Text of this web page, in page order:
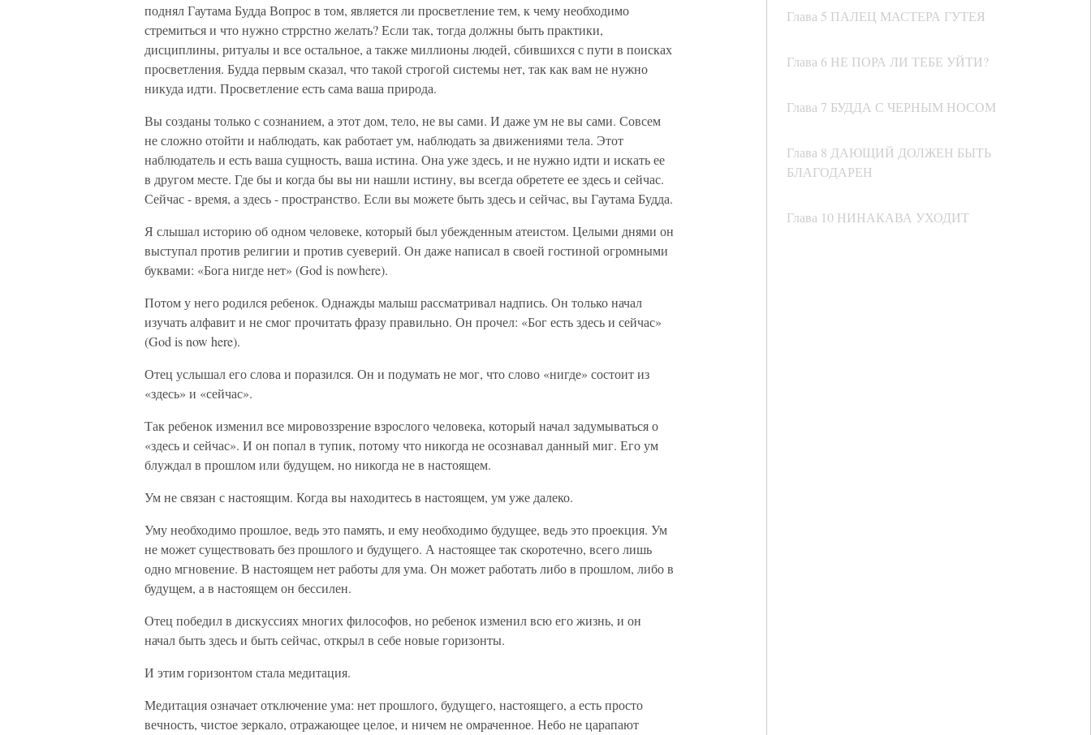
Глава 5 ПАЛЕЦ МАСТЕРА ГУТЕЯ
Глава 6 НЕ ПОРА ЛИ ТЕБЕ УЙТИ?
Глава 7 БУДДА С ЧЕРНЫМ НОСОМ
Глава 8 ДАЮЩИЙ ДОЛЖЕН БЫТЬ
БЛАГОДАРЕН
Глава 10 НИНАКАВА УХОДИТ
поднял Гаутама Будда Вопрос в том, является ли просветление тем, к чему необходимо
стремиться и что нужно стррстно желать? Если так, тогда должны быть практики,
дисциплины, ритуалы и все остальное, а также миллионы людей, сбившихся с пути в поисках
просветления. Будда первым сказал, что такой строгой системы нет, так как вам не нужно
никуда идти. Просветление есть сама ваша природа.
Вы созданы только с сознанием, а этот дом, тело, не вы сами. И даже ум не вы сами. Совсем
не сложно отойти и наблюдать, как работает ум, наблюдать за движениями тела. Этот
наблюдатель и есть ваша сущность, ваша истина. Она уже здесь, и не нужно идти и искать ее
в другом месте. Где бы и когда бы вы ни нашли истину, вы всегда обретете ее здесь и сейчас.
Сейчас - время, а здесь - пространство. Если вы можете быть здесь и сейчас, вы Гаутама Будда.
Я слышал историю об одном человеке, который был убежденным атеистом. Целыми днями он
выступал против религии и против суеверий. Он даже написал в своей гостиной огромными
буквами: «Бога нигде нет» (God is nowhere).
Потом у него родился ребенок. Однажды малыш рассматривал надпись. Он только начал
изучать алфавит и не смог прочитать фразу правильно. Он прочел: «Бог есть здесь и сейчас»
(God is now here).
Отец услышал его слова и поразился. Он и подумать не мог, что слово «нигде» состоит из
«здесь» и «сейчас».
Так ребенок изменил все мировоззрение взрослого человека, который начал задумываться о
«здесь и сейчас». И он попал в тупик, потому что никогда не осознавал данный миг. Его ум
блуждал в прошлом или будущем, но никогда не в настоящем.
Ум не связан с настоящим. Когда вы находитесь в настоящем, ум уже далеко.
Уму необходимо прошлое, ведь это память, и ему необходимо будущее, ведь это проекция. Ум
не может существовать без прошлого и будущего. А настоящее так скоротечно, всего лишь
одно мгновение. В настоящем нет работы для ума. Он может работать либо в прошлом, либо в
будущем, а в настоящем он бессилен.
Отец победил в дискуссиях многих философов, но ребенок изменил всю его жизнь, и он
начал быть здесь и быть сейчас, открыл в себе новые горизонты.
И этим горизонтом стала медитация.
Медитация означает отключение ума: нет прошлого, будущего, настоящего, а есть просто
вечность, чистое зеркало, отражающее целое, и ничем не омраченное. Небо не царапают